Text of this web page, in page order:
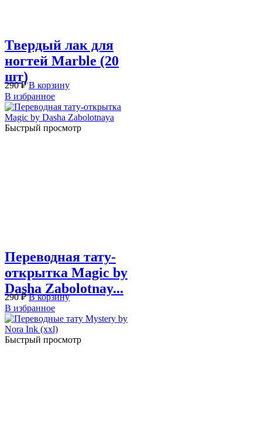
Твердый лак для
ногтей Marble (20
шт)
290₽ В корзину
В избранное
Быстрый просмотр
Переводная тату-
открытка Magic by
Dasha Zabolotnay...
290₽ В корзину
В избранное
Быстрый просмотр